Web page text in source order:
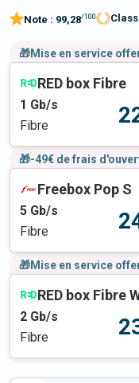
Note : 99,28/100
🎁Mise en service
RED box Fibre
1 Gb/s
Fibre
🎁-49€ de frais
Freebox Pop S
5 Gb/s
Fibre
🎁Mise en service
RED box Fibre
2 Gb/s
Fibre